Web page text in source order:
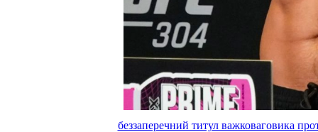
беззаперечний титул важковаговика